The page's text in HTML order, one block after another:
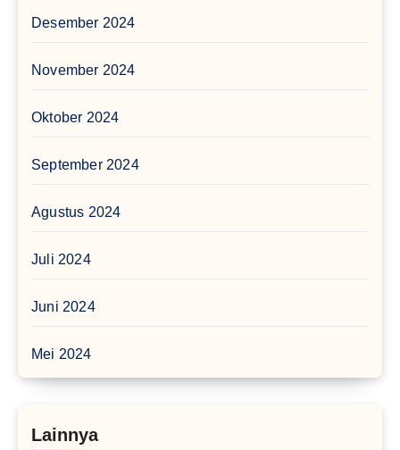
Desember 2024
November 2024
Oktober 2024
September 2024
Agustus 2024
Juli 2024
Juni 2024
Mei 2024
Lainnya